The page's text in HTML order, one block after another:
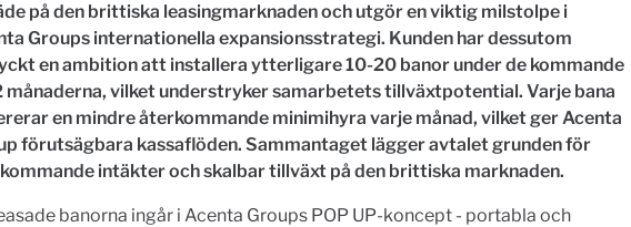
på den brittiska leasingmarknaden och utgör en viktig milstolpe i
Groups internationella expansionsstrategi. Kunden har dessutom
en ambition att installera ytterligare 10-20 banor under de kommande
månaderna, vilket understryker samarbetets tillväxtpotential. Varje bana
en mindre återkommande minimihyra varje månad, vilket ger Acenta
förutsägbara kassaflöden. Sammantaget lägger avtalet grunden för
intäkter och skalbar tillväxt på den brittiska marknaden.
banorna ingår i Acenta Groups POP UP-koncept - portabla och